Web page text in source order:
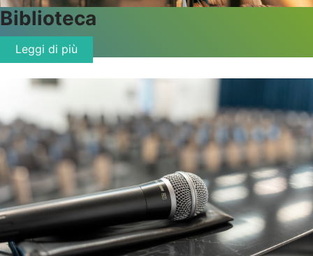
Biblioteca
Leggi di più